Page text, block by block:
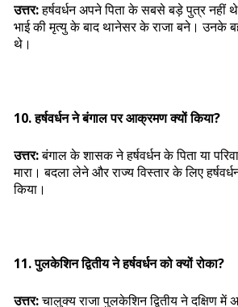
उत्तर:हर्षवर्धन अपने पिता के सबसे बड़े पुत्र नहीं
भाई की मृत्यु के बाद थानेसर के राजा बने। उनके
थे।
10. हर्षवर्धन ने बंगाल पर आक्रमण क्यों किया?
उत्तर:बंगाल के शासक ने हर्षवर्धन के पिता या
मारा। बदला लेने और राज्य विस्तार के लिए
किया।
11. पुलकेशिन द्वितीय ने हर्षवर्धन को क्यों रोका?
उत्तर:चालुक्य राजा पुलकेशिन द्वितीय ने दक्षिण में